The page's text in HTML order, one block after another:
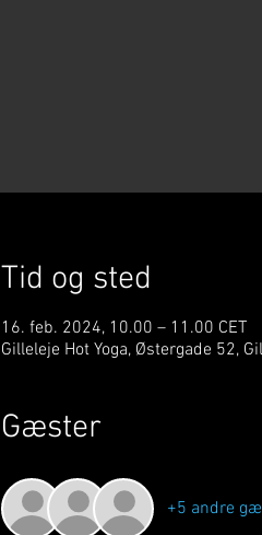
Tid og sted
16. feb. 2024, 10.00 – 11.00 CET
Gilleleje Hot Yoga, Østergade 52,
Gæster
+5 andre